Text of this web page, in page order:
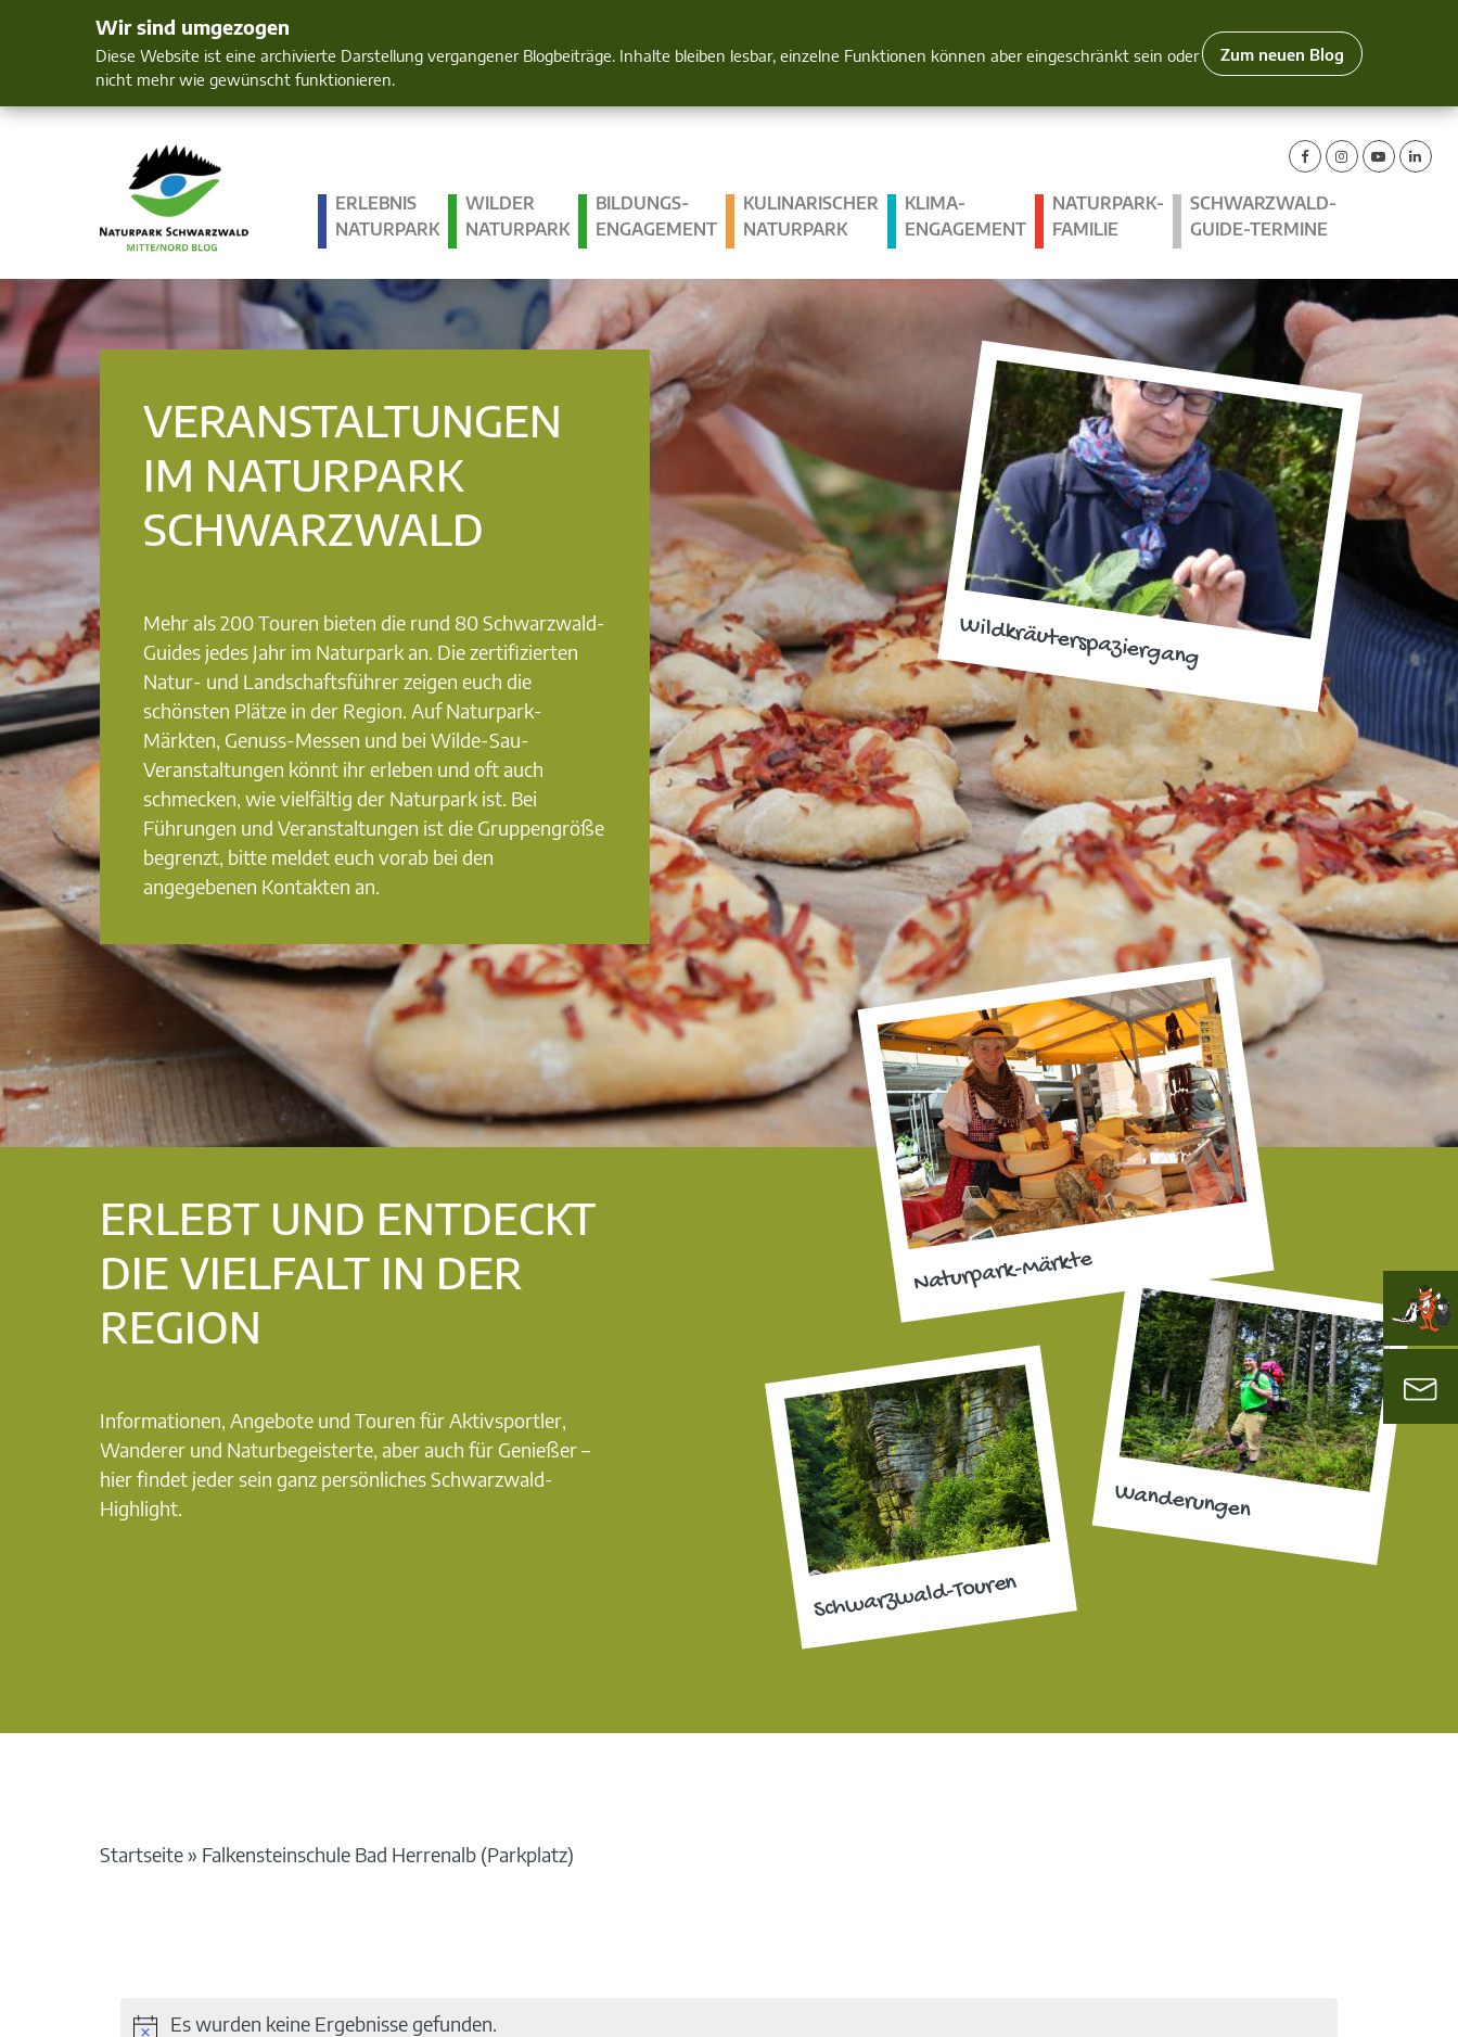
Wir sind umgezogen
Diese Website ist eine archivierte Darstellung vergangener Blogbeiträge. Inhalte bleiben lesbar, einzelne Funktionen können aber eingeschränkt sein oder
nicht mehr wie gewünscht funktionieren.
Zum neuen Blog
Mensch und Natur im Blick
ERLEBNIS
NATURPARK
WILDER
NATURPARK
BILDUNGS­
ENGAGEMENT
KULINARISCHER
NATURPARK
KLIMA­
ENGAGEMENT
NATURPARK-
FAMILIE
SCHWARZWALD-
GUIDE-TERMINE
Wildkräuterspaziergang
VERANSTALTUNGEN
IM NATURPARK
SCHWARZWALD
Mehr als 200 Touren bieten die rund 80 Schwarzwald-
Guides jedes Jahr im Naturpark an. Die zertifizierten
Natur- und Landschaftsführer zeigen euch die
schönsten Plätze in der Region. Auf Naturpark-
Märkten, Genuss-Messen und bei Wilde-Sau-
Veranstaltungen könnt ihr erleben und oft auch
schmecken, wie vielfältig der Naturpark ist. Bei
Führungen und Veranstaltungen ist die Gruppengröße
begrenzt, bitte meldet euch vorab bei den
angegebenen Kontakten an.
ERLEBT UND ENTDECKT
DIE VIELFALT IN DER
REGION
Informationen, Angebote und Touren für Aktivsportler,
Wanderer und Naturbegeisterte, aber auch für Genießer –
hier findet jeder sein ganz persönliches Schwarzwald-
Highlight.
Naturpark-Märkte
Wanderungen
Schwarzwald-Touren
Startseite» Falkensteinschule Bad Herrenalb (Parkplatz)
Es wurden keine Ergebnisse gefunden.